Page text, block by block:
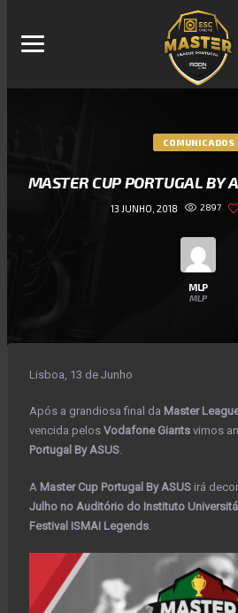
COMUNICADOS
MASTER CUP PORTUGAL BY
13 JUNHO, 2018 2897
MLP
MLP
Lisboa, 13 de Junho
Após a grandiosa final da Master
vencida pelos Vodafone Giants vimos
Portugal By ASUS.
A Master Cup Portugal By ASUS irá
Julho no Auditório do Instituto
Festival ISMAI Legends